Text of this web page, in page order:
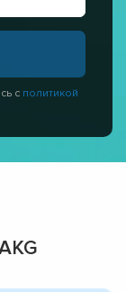
с политикой